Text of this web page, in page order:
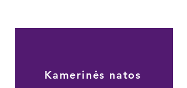
Kamerinės natos